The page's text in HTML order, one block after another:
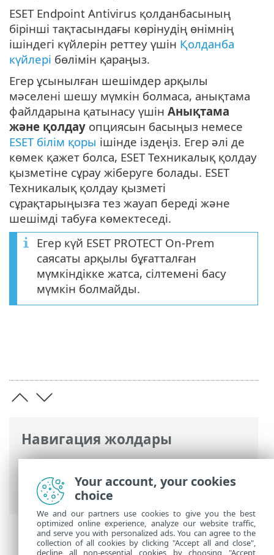
Навигация жолдары
ESET онлайн анықтамасы>ESET
Endpoint Antivirus>ESET Endpoint
Antivirus пайдалану
ESET Endpoint Antivirus қолданбасының
бірінші тақтасындағы көрінудің өнімнің
ішіндегі күйлерін реттеу үшін Қолданба
күйлері бөлімін қараңыз.
Егер ұсынылған шешімдер арқылы
мәселені шешу мүмкін болмаса, анықтама
файлдарына қатынасу үшін Анықтама
және қолдау опциясын басыңыз немесе
ESET білім қоры ішінде іздеңіз. Егер әлі де
көмек қажет болса, ESET Техникалық қолдау
қызметіне сұрау жіберуге болады. ESET
Техникалық қолдау қызметі
сұрақтарыңызға тез жауап береді және
шешімді табуға көмектеседі.
Егер күй ESET PROTECT On-Prem
саясаты арқылы бұғатталған
мүмкіндікке жатса, сілтемені басу
мүмкін болмайды.
Your account, your cookies
choice
We and our partners use cookies to give you the best
optimized online experience, analyze our website traffic,
and serve you with personalized ads. You can agree to the
collection of all cookies by clicking "Accept all and close",
decline all non-essential cookies by choosing "Accept